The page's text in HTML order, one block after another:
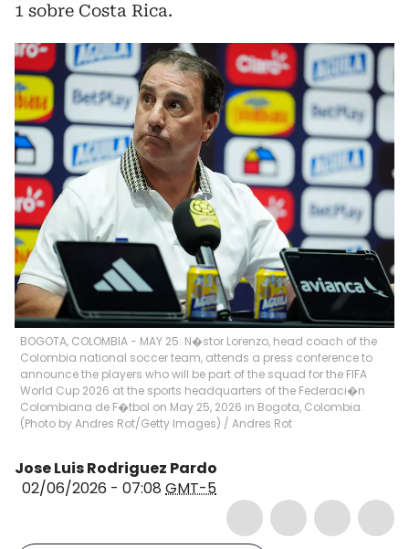
1 sobre Costa Rica.
BOGOTA, COLOMBIA - MAY 25: N�stor Lorenzo, head coach of the
Colombia national soccer team, attends a press conference to
announce the players who will be part of the squad for the FIFA
World Cup 2026 at the sports headquarters of the Federaci�n
Colombiana de F�tbol on May 25, 2026 in Bogota, Colombia.
(Photo by Andres Rot/Getty Images) / Andres Rot
Jose Luis Rodriguez Pardo
02/06/2026 - 07:08 GMT-5